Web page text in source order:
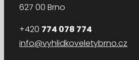
627 00 Brno
+420 774 078 774
info@vyhlidkoveletybrno.cz